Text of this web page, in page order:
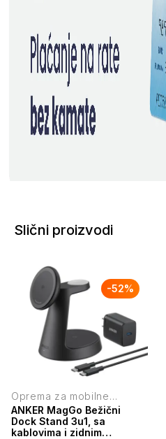
Slični proizvodi
-52%
Oprema za mobilne
telefone
ANKER MagGo Bežični
Dock Stand 3u1, sa
kablovima i zidnim